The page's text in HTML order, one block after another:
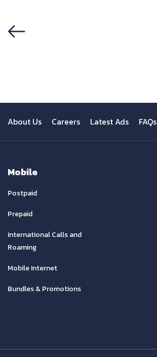
About Us Careers Latest Ads FAQs
Mobile
Postpaid
Prepaid
International Calls and
Roaming
Mobile Internet
Bundles & Promotions